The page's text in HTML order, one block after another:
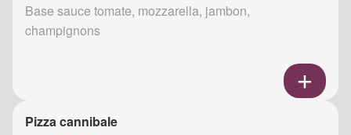
Base sauce tomate, mozzarella, jambon,
champignons
Pizza cannibale